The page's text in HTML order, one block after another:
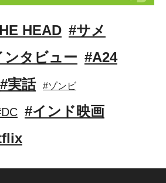
HEAD #サメ
ンタビュー #A24
#実話 #ゾンビ
#インド映画